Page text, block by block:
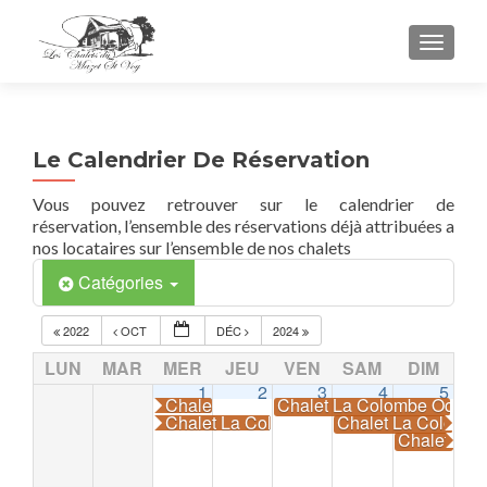
Le Calendrier De Réservation
Vous pouvez retrouver sur le calendrier de
réservation, l’ensemble des réservations déjà attribuées a
nos locataires sur l’ensemble de nos chalets
Catégories
2022 OCT DÉC 2024
LUN MAR MER JEU VEN SAM
DIM
1
Chalet La Colombe Occupé
Chalet La Colombe Occupé
2 3
Chalet La Colombe
4
Chalet La
5
Chalet La